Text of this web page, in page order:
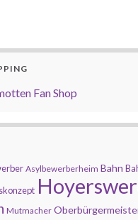
Asylbewerberheim Bahn
Mutmacher